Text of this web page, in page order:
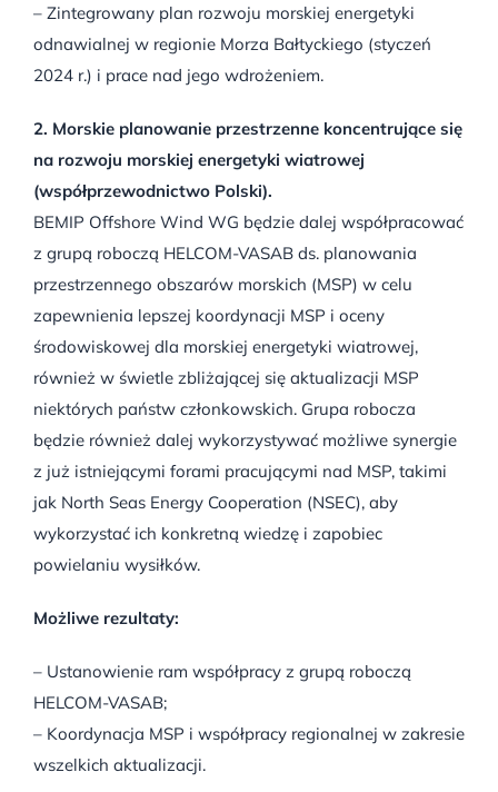
– Zintegrowany plan rozwoju morskiej energetyki
odnawialnej w regionie Morza Bałtyckiego (styczeń
2024 r.) i prace nad jego wdrożeniem.
2. Morskie planowanie przestrzenne koncentrujące się
na rozwoju morskiej energetyki wiatrowej
(współprzewodnictwo Polski).
BEMIP Offshore Wind WG będzie dalej współpracować
z grupą roboczą HELCOM-VASAB ds. planowania
przestrzennego obszarów morskich (MSP) w celu
zapewnienia lepszej koordynacji MSP i oceny
środowiskowej dla morskiej energetyki wiatrowej,
również w świetle zbliżającej się aktualizacji MSP
niektórych państw członkowskich. Grupa robocza
będzie również dalej wykorzystywać możliwe synergie
z już istniejącymi forami pracującymi nad MSP, takimi
jak North Seas Energy Cooperation (NSEC), aby
wykorzystać ich konkretną wiedzę i zapobiec
powielaniu wysiłków.
Możliwe rezultaty:
– Ustanowienie ram współpracy z grupą roboczą
HELCOM-VASAB;
– Koordynacja MSP i współpracy regionalnej w zakresie
wszelkich aktualizacji.